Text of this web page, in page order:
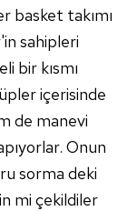
basket takımı
sahipleri
bir kısmı
içerisinde
de manevi
Onun
sorma deki
mi çekildiler